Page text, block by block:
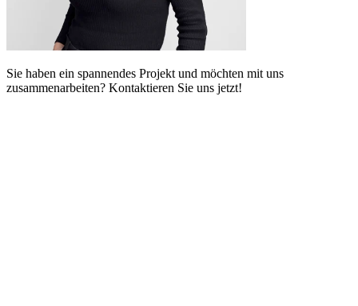
Sie haben ein spannendes Projekt und möchten mit uns
zusammenarbeiten? Kontaktieren Sie uns jetzt!